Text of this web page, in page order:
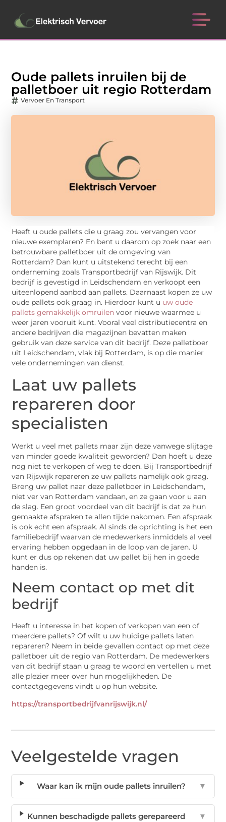
Oude pallets inruilen bij de
palletboer uit regio Rotterdam
Vervoer En Transport
Heeft u oude pallets die u graag zou vervangen voor
nieuwe exemplaren? En bent u daarom op zoek naar een
betrouwbare palletboer uit de omgeving van
Rotterdam? Dan kunt u uitstekend terecht bij een
onderneming zoals Transportbedrijf van Rijswijk. Dit
bedrijf is gevestigd in Leidschendam en verkoopt een
uiteenlopend aanbod aan pallets. Daarnaast kopen ze uw
oude pallets ook graag in. Hierdoor kunt u uw oude
pallets gemakkelijk omruilen voor nieuwe waarmee u
weer jaren vooruit kunt. Vooral veel distributiecentra en
andere bedrijven die magazijnen bevatten maken
gebruik van deze service van dit bedrijf. Deze palletboer
uit Leidschendam, vlak bij Rotterdam, is op die manier
vele ondernemingen van dienst.
Laat uw pallets
repareren door
specialisten
Werkt u veel met pallets maar zijn deze vanwege slijtage
van minder goede kwaliteit geworden? Dan hoeft u deze
nog niet te verkopen of weg te doen. Bij Transportbedrijf
van Rijswijk repareren ze uw pallets namelijk ook graag.
Breng uw pallet naar deze palletboer in Leidschendam,
niet ver van Rotterdam vandaan, en ze gaan voor u aan
de slag. Een groot voordeel van dit bedrijf is dat ze hun
gemaakte afspraken te allen tijde nakomen. Een afspraak
is ook echt een afspraak. Al sinds de oprichting is het een
familiebedrijf waarvan de medewerkers inmiddels al veel
ervaring hebben opgedaan in de loop van de jaren. U
kunt er dus op rekenen dat uw pallet bij hen in goede
handen is.
Neem contact op met dit
bedrijf
Heeft u interesse in het kopen of verkopen van een of
meerdere pallets? Of wilt u uw huidige pallets laten
repareren? Neem in beide gevallen contact op met deze
palletboer uit de regio van Rotterdam. De medewerkers
van dit bedrijf staan u graag te woord en vertellen u met
alle plezier meer over hun mogelijkheden. De
contactgegevens vindt u op hun website.
https://transportbedrijfvanrijswijk.nl/
Veelgestelde vragen
Waar kan ik mijn oude pallets inruilen? ▼
Kunnen beschadigde pallets gerepareerd
▼